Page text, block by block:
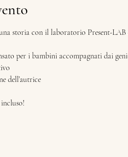
storia con il laboratorio Present-
per i bambini accompagnati dai
dell’autrice